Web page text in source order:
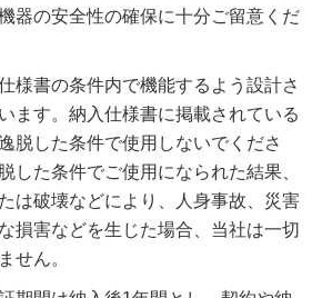
器の安全性の確保に十分ご留意くだ
様書の条件内で機能するよう設計さ
ます。納入仕様書に掲載されている
脱した条件で使用しないでくださ
した条件でご使用になられた結果、
は破壊などにより、人身事故、災害
損害などを生じた場合、当社は一切
せん。